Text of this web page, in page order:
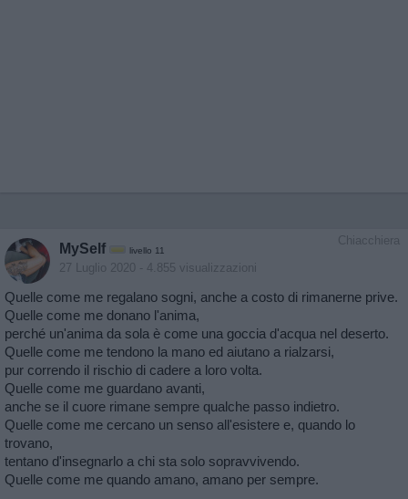
Chiacchiera
MySelf livello 11
27 Luglio 2020 - 4.855 visualizzazioni
Quelle come me regalano sogni, anche a costo di rimanerne prive.
Quelle come me donano l'anima,
perché un'anima da sola è come una goccia d'acqua nel deserto.
Quelle come me tendono la mano ed aiutano a rialzarsi,
pur correndo il rischio di cadere a loro volta.
Quelle come me guardano avanti,
anche se il cuore rimane sempre qualche passo indietro.
Quelle come me cercano un senso all'esistere e, quando lo
trovano,
tentano d'insegnarlo a chi sta solo sopravvivendo.
Quelle come me quando amano, amano per sempre.